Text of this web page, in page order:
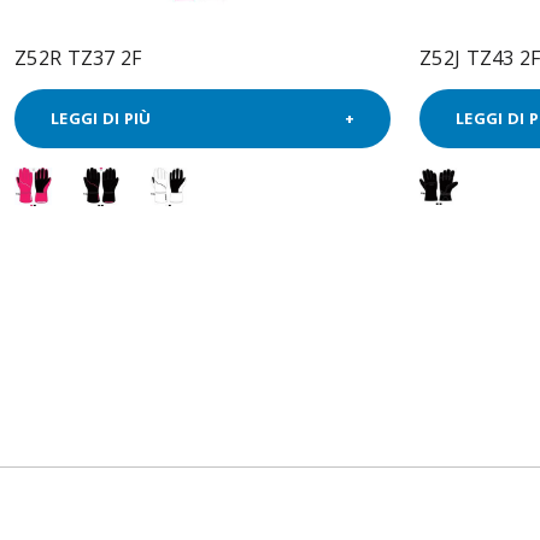
Z52R TZ37 2F
LEGGI DI PIÙ
Z52J TZ43 2F
LEGGI DI